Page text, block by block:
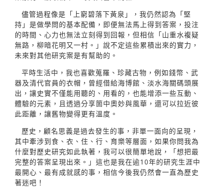
儘管過程像是「上窮碧落下黃泉」，我仍然認為「堅
持」是做學問的基本配備，即便無法馬上得到答案，投注
的時間、心力也無法立刻得到回報，但相信「山重水複疑
無路，柳暗花明又一村。」說不定這些累積出來的實力，
未來對其他研究案是有幫助的。
平時生活中，我也喜歡蒐羅、珍藏古物，例如錢幣、武
器及清代官員的衣帽，曾經借給海博館、淡水海關碼頭展
出，讓史實不僅能用聽的、用看的，也能增添一些互動、
體驗的元素，且透過分享箇中奧妙與風華，還可以拉近彼
此距離，讓舊物變得更有溫度。
歷史，顧名思義是過去發生的事，非單一面向的呈現，
其中牽涉到食、衣、住、行、育樂等層面，如果你問我為
什麼對歷史研究如此執著，我可以很簡單地說，「想把最
完整的答案呈現出來。」這也是我在逾10年的研究生涯中
最開心、最有成就感的事，相信今後我仍然會一直為歷史
著迷吧！